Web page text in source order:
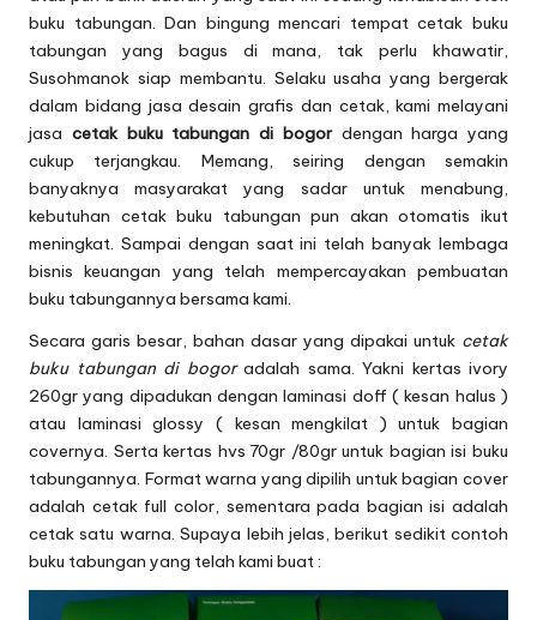
buku tabungan. Dan bingung mencari tempat cetak buku
tabungan yang bagus di mana, tak perlu khawatir,
Susohmanok siap membantu. Selaku usaha yang bergerak
dalam bidang jasa desain grafis dan cetak, kami melayani
jasa cetak buku tabungan di bogordengan harga yang
cukup terjangkau. Memang, seiring dengan semakin
banyaknya masyarakat yang sadar untuk menabung,
kebutuhan cetak buku tabungan pun akan otomatis ikut
meningkat. Sampai dengan saat ini telah banyak lembaga
bisnis keuangan yang telah mempercayakan pembuatan
buku tabungannya bersama kami.
Secara garis besar, bahan dasar yang dipakai untuk cetak
buku tabungan di bogoradalah sama. Yakni kertas ivory
260gr yang dipadukan dengan laminasi doff ( kesan halus )
atau laminasi glossy ( kesan mengkilat ) untuk bagian
covernya. Serta kertas hvs 70gr /80gr untuk bagian isi buku
tabungannya. Format warna yang dipilih untuk bagian cover
adalah cetak full color, sementara pada bagian isi adalah
cetak satu warna. Supaya lebih jelas, berikut sedikit contoh
buku tabungan yang telah kami buat :